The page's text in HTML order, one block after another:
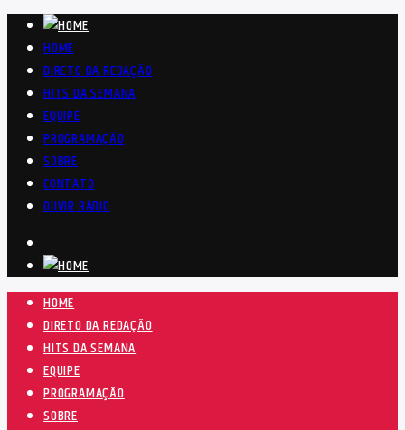
HOME
DIRETO DA REDAÇÃO
HITS DA SEMANA
EQUIPE
PROGRAMAÇÃO
SOBRE
CONTATO
OUVIR RÁDIO
HOME
DIRETO DA REDAÇÃO
HITS DA SEMANA
EQUIPE
PROGRAMAÇÃO
SOBRE